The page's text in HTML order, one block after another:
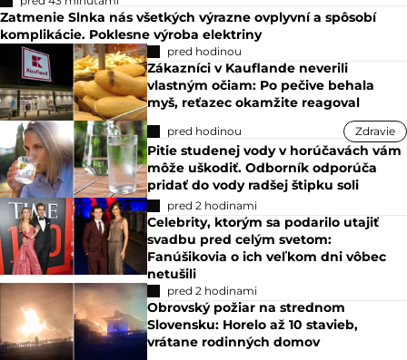
Zatmenie Slnka nás všetkých výrazne ovplyvní a spôsobí
komplikácie. Poklesne výroba elektriny
pred hodinou
Zákazníci v Kauflande neverili
vlastným očiam: Po pečive behala
myš, reťazec okamžite reagoval
pred hodinou Zdravie
Pitie studenej vody v horúčavách vám
môže uškodiť. Odborník odporúča
pridať do vody radšej štipku soli
pred 2 hodinami
Celebrity, ktorým sa podarilo utajiť
svadbu pred celým svetom:
Fanúšikovia o ich veľkom dni vôbec
netušili
pred 2 hodinami
Obrovský požiar na strednom
Slovensku: Horelo až 10 stavieb,
vrátane rodinných domov